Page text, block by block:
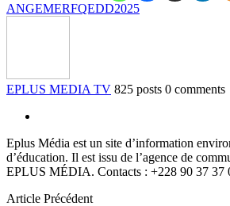
ANGEMERFQEDD2025
EPLUS MEDIA TV 825 posts 0 comments
Eplus Média est un site d’information
d’éducation. Il est issu de l’agence de
EPLUS MÉDIA. Contacts : +228 90 37 37
Article Précédent